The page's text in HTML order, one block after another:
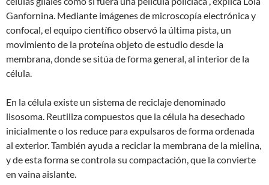
Ganfornina. Mediante imágenes de microscopía electrónica y
confocal, el equipo científico observó la última pista, un
movimiento de la proteína objeto de estudio desde la
membrana, donde se sitúa de forma general, al interior de la
célula.
En la célula existe un sistema de reciclaje denominado
lisosoma. Reutiliza compuestos que la célula ha desechado
inicialmente o los reduce para expulsaros de forma ordenada
al exterior. También ayuda a reciclar la membrana de la mielina,
y de esta forma se controla su compactación, que la convierte
en vaina aislante.